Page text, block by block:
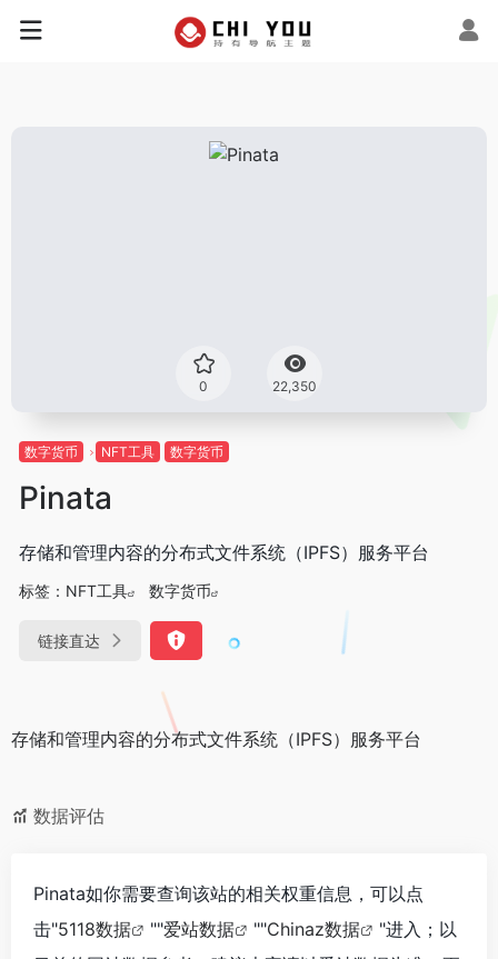
0 22,350
数字货币 NFT工具 数字货币
Pinata
存储和管理内容的分布式文件系统（IPFS）服务平台
标签： NFT工具 数字货币
链接直达
存储和管理内容的分布式文件系统（IPFS）服务平台
数据评估
Pinata如你需要查询该站的相关权重信息，可以点
击"5118数据 ""爱站数据 ""Chinaz数据
"进入；以